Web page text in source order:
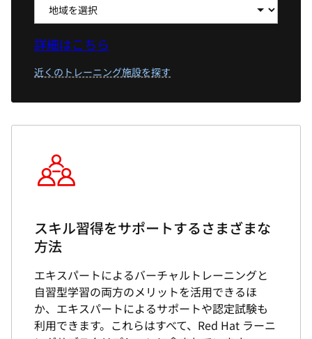
詳細はこちら
近くのトレーニング施設を探す
スキル習得をサポートするさまざまな
方法
エキスパートによるバーチャルトレーニングと
自習型学習の両方のメリットを活用できるほ
か、エキスパートによるサポートや認定試験も
利用できます。これらはすべて、Red Hat ラーニ